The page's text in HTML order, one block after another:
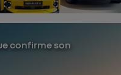
confirme son